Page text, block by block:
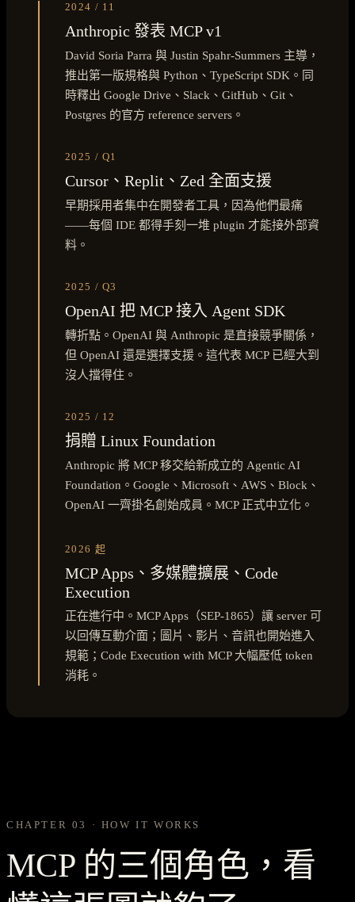
2024 / 11
Anthropic 發表 MCP v1
David Soria Parra 與 Justin Spahr-Summers 主導，
推出第一版規格與 Python、TypeScript SDK。同
時釋出 Google Drive、Slack、GitHub、Git、
Postgres 的官方 reference servers。
2025 / Q1
Cursor、Replit、Zed 全面支援
早期採用者集中在開發者工具，因為他們最痛
——每個 IDE 都得手刻一堆 plugin 才能接外部資
料。
2025 / Q3
OpenAI 把 MCP 接入 Agent SDK
轉折點。OpenAI 與 Anthropic 是直接競爭關係，
但 OpenAI 還是選擇支援。這代表 MCP 已經大到
沒人擋得住。
2025 / 12
捐贈 Linux Foundation
Anthropic 將 MCP 移交給新成立的 Agentic AI
Foundation。Google、Microsoft、AWS、Block、
OpenAI 一齊掛名創始成員。MCP 正式中立化。
2026 起
MCP Apps、多媒體擴展、Code
Execution
正在進行中。MCP Apps（SEP-1865）讓 server 可
以回傳互動介面；圖片、影片、音訊也開始進入
規範；Code Execution with MCP 大幅壓低 token
消耗。
CHAPTER 03 · HOW IT WORKS
MCP 的三個角色，看